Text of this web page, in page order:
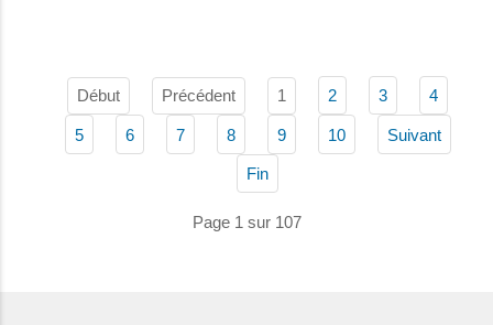
Début Précédent 1 2 3 4
5 6 7 8 9 10 Suivant
Fin
Page 1 sur 107